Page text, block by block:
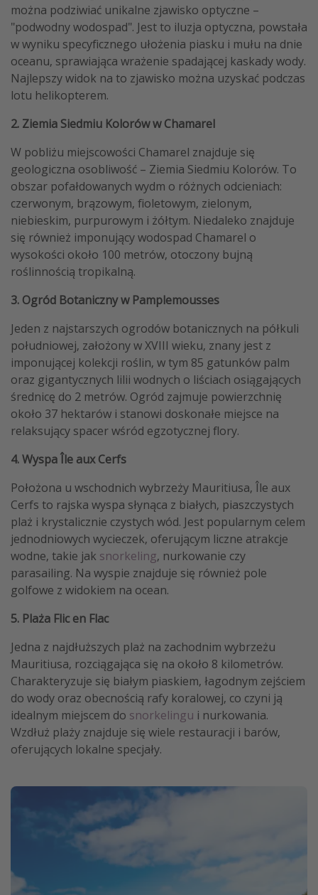
można podziwiać unikalne zjawisko optyczne –
"podwodny wodospad". Jest to iluzja optyczna, powstała
w wyniku specyficznego ułożenia piasku i mułu na dnie
oceanu, sprawiająca wrażenie spadającej kaskady wody.
Najlepszy widok na to zjawisko można uzyskać podczas
lotu helikopterem.
2. Ziemia Siedmiu Kolorów w Chamarel
W pobliżu miejscowości Chamarel znajduje się
geologiczna osobliwość – Ziemia Siedmiu Kolorów. To
obszar pofałdowanych wydm o różnych odcieniach:
czerwonym, brązowym, fioletowym, zielonym,
niebieskim, purpurowym i żółtym. Niedaleko znajduje
się również imponujący wodospad Chamarel o
wysokości około 100 metrów, otoczony bujną
roślinnością tropikalną.
3. Ogród Botaniczny w Pamplemousses
Jeden z najstarszych ogrodów botanicznych na półkuli
południowej, założony w XVIII wieku, znany jest z
imponującej kolekcji roślin, w tym 85 gatunków palm
oraz gigantycznych lilii wodnych o liściach osiągających
średnicę do 2 metrów. Ogród zajmuje powierzchnię
około 37 hektarów i stanowi doskonałe miejsce na
relaksujący spacer wśród egzotycznej flory.
4. Wyspa Île aux Cerfs
Położona u wschodnich wybrzeży Mauritiusa, Île aux
Cerfs to rajska wyspa słynąca z białych, piaszczystych
plaż i krystalicznie czystych wód. Jest popularnym celem
jednodniowych wycieczek, oferującym liczne atrakcje
wodne, takie jak snorkeling, nurkowanie czy
parasailing. Na wyspie znajduje się również pole
golfowe z widokiem na ocean.
5. Plaża Flic en Flac
Jedna z najdłuższych plaż na zachodnim wybrzeżu
Mauritiusa, rozciągająca się na około 8 kilometrów.
Charakteryzuje się białym piaskiem, łagodnym zejściem
do wody oraz obecnością rafy koralowej, co czyni ją
idealnym miejscem do snorkelingu i nurkowania.
Wzdłuż plaży znajduje się wiele restauracji i barów,
oferujących lokalne specjały.